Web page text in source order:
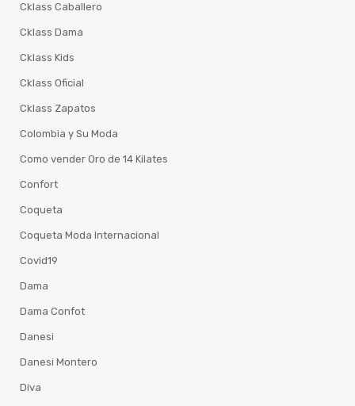
Cklass Caballero
Cklass Dama
Cklass Kids
Cklass Oficial
Cklass Zapatos
Colombia y Su Moda
Como vender Oro de 14 Kilates
Confort
Coqueta
Coqueta Moda Internacional
Covid19
Dama
Dama Confot
Danesi
Danesi Montero
Diva